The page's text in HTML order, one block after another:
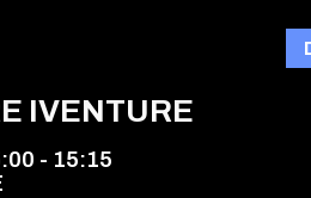
IVENTURE
- 15:15